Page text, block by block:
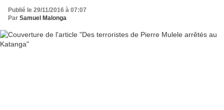
Publié le 29/11/2016 à 07:07
Par Samuel Malonga